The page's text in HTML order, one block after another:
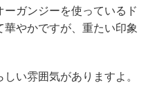
ガンジーを使っているド
華やかですが、重たい印象
い雰囲気がありますよ。